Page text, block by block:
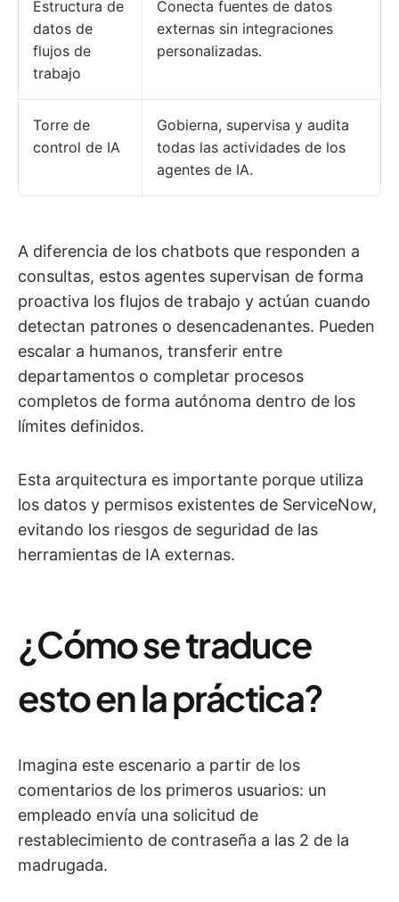
Estructura de
datos de
flujos de
trabajo
Conecta fuentes de datos
externas sin integraciones
personalizadas.
Torre de
control de IA
Gobierna, supervisa y audita
todas las actividades de los
agentes de IA.
A diferencia de los chatbots que responden a
consultas, estos agentes supervisan de forma
proactiva los flujos de trabajo y actúan cuando
detectan patrones o desencadenantes. Pueden
escalar a humanos, transferir entre
departamentos o completar procesos
completos de forma autónoma dentro de los
límites definidos.
Esta arquitectura es importante porque utiliza
los datos y permisos existentes de ServiceNow,
evitando los riesgos de seguridad de las
herramientas de IA externas.
¿Cómo se traduce
esto en la práctica?
Imagina este escenario a partir de los
comentarios de los primeros usuarios: un
empleado envía una solicitud de
restablecimiento de contraseña a las 2 de la
madrugada.